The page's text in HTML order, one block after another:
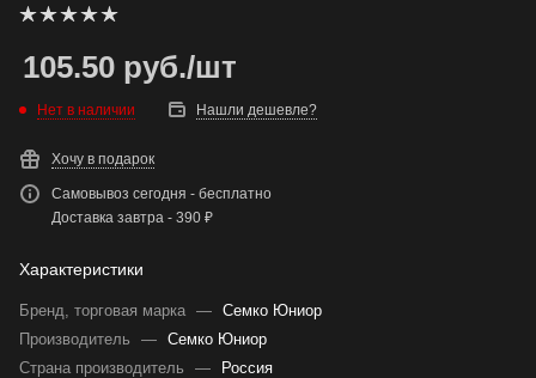
105.50 руб./шт
Нет в наличии Нашли дешевле?
Хочу в подарок
Самовывоз сегодня - бесплатно
Доставка завтра - 390 ₽
Характеристики
Бренд, торговая марка — Семко Юниор
Производитель
— Семко Юниор
Страна производитель
—
Россия